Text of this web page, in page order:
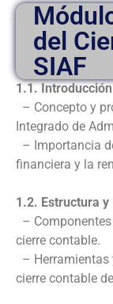
del
SIAF
1.1.
– Concepto y
Integrado de
– Importancia
financiera y la
1.2. Estructura
–
cierre contable.
– Herramientas
cierre contable